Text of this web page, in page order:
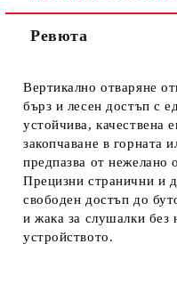
Ревюта
Вертикално отваряне
бърз и лесен достъп с
устойчива, качествена
закопчаване в горната
предпазва от нежелано
Прецизни странични и
свободен достъп до
и жака за слушалки без
устройството.